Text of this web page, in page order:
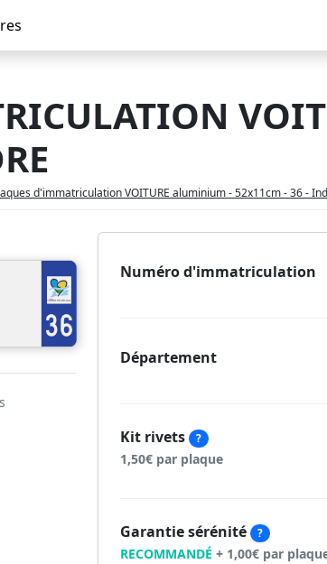
d'immatriculation VOITURE aluminium - 52x11cm - 36 -
Numéro d'immatriculation
Département
Kit rivets ?
1,50€ par plaque
Garantie sérénité ?
RECOMMANDÉ + 1,00€ par